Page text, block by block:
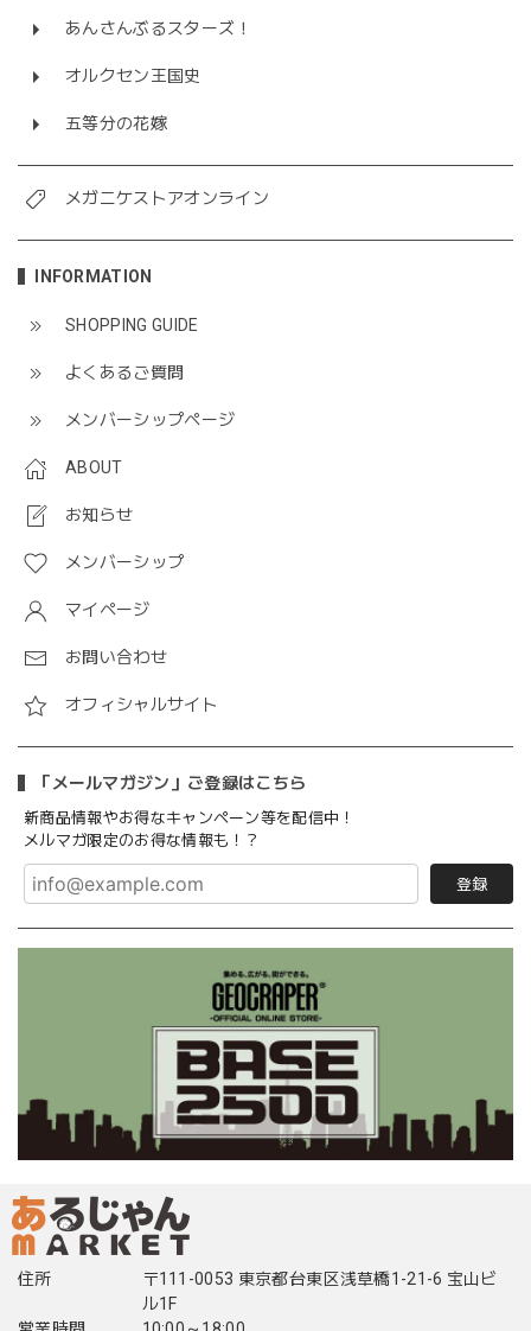
あんさんぶるスターズ！
オルクセン王国史
五等分の花嫁
メガニケストアオンライン
INFORMATION
SHOPPING GUIDE
よくあるご質問
メンバーシップページ
ABOUT
お知らせ
メンバーシップ
マイページ
お問い合わせ
オフィシャルサイト
「メールマガジン」ご登録はこちら
新商品情報やお得なキャンペーン等を配信中！
メルマガ限定のお得な情報も！？
登録
住所
〒111-0053 東京都台東区浅草橋1-21-6 宝山ビ
ル1F